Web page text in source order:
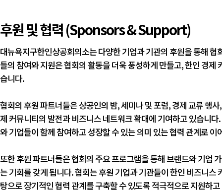
후원 및 협력 (Sponsors & Support)
대뉴욕지구한인상공회의소는 다양한 기업과 기관의 후원을 통해
들의 참여와 지원은 협회의 활동을 더욱 풍성하게 만들고, 한인 경
습니다.
협회의 후원 파트너들은 상공인의 밤, 세미나 및 포럼, 경제 교류 행
제 커뮤니티의 발전과 비즈니스 네트워크 확대에 기여하고 있습니
와 기업들이 함께 참여하고 성장할 수 있는 의미 있는 협력 관계로 이
또한 후원 파트너들은 협회의 주요 프로그램을 통해 브랜드와 기업
는 기회를 갖게 됩니다. 협회는 후원 기업과 기관들이 한인 비즈니
탕으로 장기적인 협력 관계를 구축할 수 있도록 적극적으로 지원하